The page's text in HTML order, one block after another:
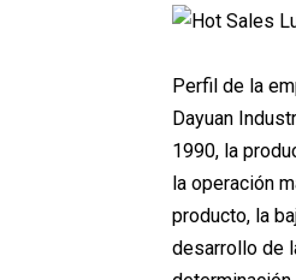
Perfil de la
Dayuan
1990, la
la operación
producto, la
desarrollo de